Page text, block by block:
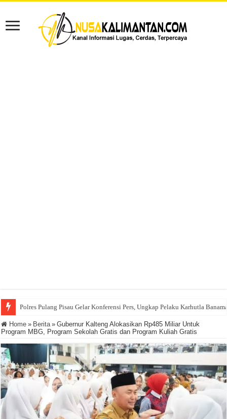
Polres Pulang Pisau Gelar Konferensi Pers, Ungkap Pelaku Karhutla
Home » Berita » Gubernur Kalteng Alokasikan Rp485 Miliar Untuk
Program MBG, Program Sekolah Gratis dan Program Kuliah Gratis